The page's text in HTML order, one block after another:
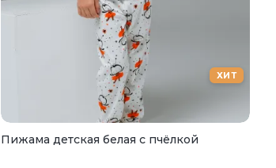
ХИТ
Пижама детская белая с пчёлкой